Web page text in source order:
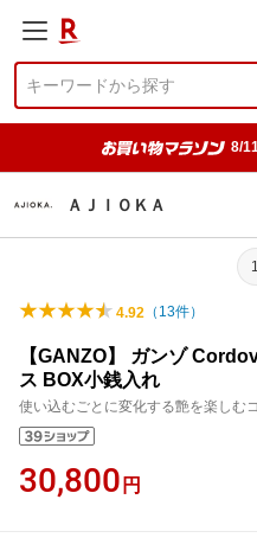
8/
ＡＪＩＯＫＡ
4.92 （ 13件）
【GANZO】 ガンゾ
ス BOX小銭入れ
使い込むごとに変化する艶を楽しむ
30,800 円